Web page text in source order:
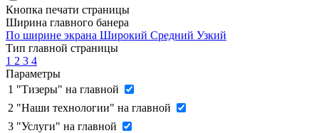
Кнопка печати страницы
Ширина главного банера
По ширине экрана Широкий Средний Узкий
Тип главной страницы
1 2 3 4
Параметры
1 "Тизеры" на главной
2 "Наши технологии" на главной
3 "Услуги" на главной